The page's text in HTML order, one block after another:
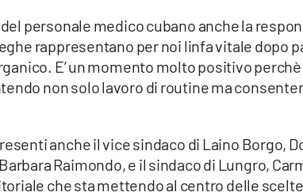
personale medico cubano anche la
rappresentano per noi linfa vitale dopo
E’ un momento molto positivo
non solo lavoro di routine ma
anche il vice sindaco di Laino Borgo,
Raimondo, e il sindaco di Lungro,
che sta mettendo al centro delle